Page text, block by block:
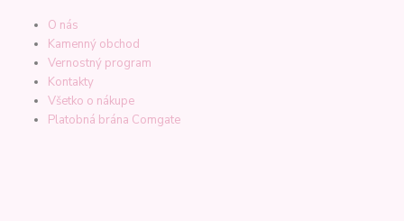
O nás
Kamenný obchod
Vernostný program
Kontakty
Všetko o nákupe
Platobná brána Comgate